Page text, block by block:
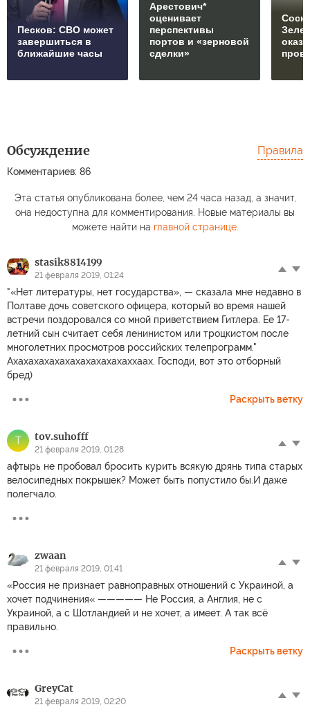
Песков: СВО может
завершиться в
ближайшие часы
Арестович*
оценивает
перспективы
портов и «зерновой
сделки»
Обсуждение
Комментариев: 86
Правила
Эта статья опубликована более, чем 24 часа назад, а значит,
она недоступна для комментирования. Новые материалы вы
можете найти на главной странице.
stasik8814199
21 февраля 2019, 01:24
"«Нет литературы, нет государства», — сказала мне недавно в
Полтаве дочь советского офицера, который во время нашей
встречи поздоровался со мной приветствием Гитлера. Ее 17-
летний сын считает себя ленинистом или троцкистом после
многолетних просмотров российских телепрограмм."
Ахахахахахахахахахахахаххаах. Господи, вот это отборный
бред)
Раскрыть ветку
T tov.suhofff
21 февраля 2019, 01:28
афтырь не пробовал бросить курить всякую дрянь типа старых
велосипедных покрышек? Может быть попустило бы.И даже
полегчало.
zwaan
21 февраля 2019, 01:41
«Россия не признает равноправных отношений с Украиной, а
хочет подчинения« ————— Не Россия, а Англия, не с
Украиной, а с Шотландией и не хочет, а имеет. А так всё
правильно.
Раскрыть ветку
GreyCat
21 февраля 2019, 02:20